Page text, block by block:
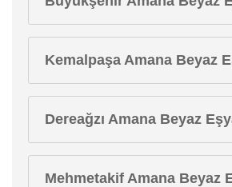
Kemalpaşa Amana Beyaz
Dereağzı Amana Beyaz
Mehmetakif Amana Beyaz